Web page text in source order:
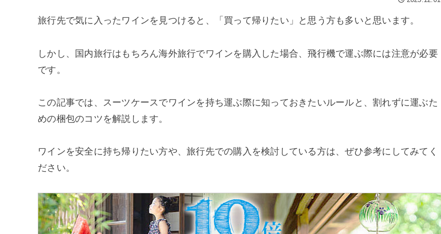
旅行先で気に入ったワインを見つけると、「買って帰りたい」と思う方も多いと思います。
しかし、国内旅行はもちろん海外旅行でワインを購入した場合、飛行機で運ぶ際には注意が必要
です。
この記事では、スーツケースでワインを持ち運ぶ際に知っておきたいルールと、割れずに運ぶた
めの梱包のコツを解説します。
ワインを安全に持ち帰りたい方や、旅行先での購入を検討している方は、ぜひ参考にしてみてく
ださい。